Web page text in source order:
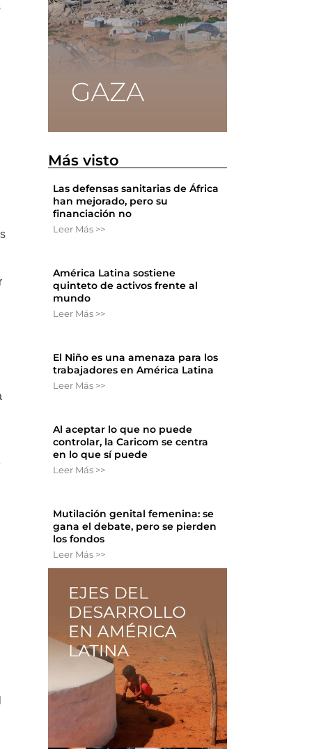
Más visto
Las defensas sanitarias de África
han mejorado, pero su
financiación no
Leer Más >>
América Latina sostiene
quinteto de activos frente al
mundo
Leer Más >>
El Niño es una amenaza para los
trabajadores en América Latina
Leer Más >>
Al aceptar lo que no puede
controlar, la Caricom se centra
en lo que sí puede
Leer Más >>
Mutilación genital femenina: se
gana el debate, pero se pierden
los fondos
Leer Más >>